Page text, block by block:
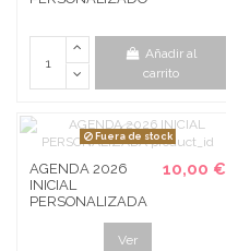
Añadir al
carrito
Fuera de stock
AGENDA 2026
INICIAL
PERSONALIZADA
10,00 €
Ver